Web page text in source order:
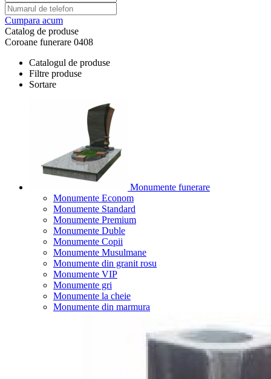
Cumpara acum
Catalog de produse
Coroane funerare 0408
Catalogul de produse
Filtre produse
Sortare
Monumente funerare
Monumente Econom
Monumente Standard
Monumente Premium
Monumente Duble
Monumente Copii
Monumente Musulmane
Monumente din granit rosu
Monumente VIP
Monumente gri
Monumente la cheie
Monumente din marmura